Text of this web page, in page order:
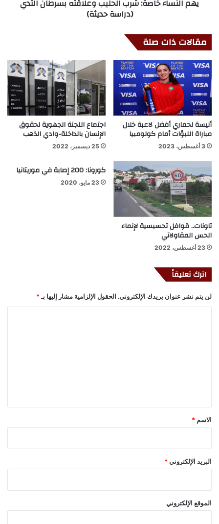
يهم النساء خاصة: شرب الحليب وعلاقته بسرطان الثدي
(دراسة حديثة)
مقالات ذات صلة
أنيسة لحماري أفضل لاعبة خلال
مباراة اللبؤات أمام كولومبيا
3 أغسطس، 2023
اجتماع اللجنة الجهوية لحقوق
الإنسان بالداخلة-وادي الذهب
25 ديسمبر، 2022
تاونات.. قوافل تحسيسية لإنماء
الحس المقاولاتي
23 أغسطس، 2022
كورونا: 200 إصابة في موريتانيا
23 مايو، 2020
اترك تعليقاً
لن يتم نشر عنوان بريدك الإلكتروني. الحقول الإلزامية مشار إليها بـ *
*
الاسم *
البريد الإلكتروني *
الموقع الإلكتروني